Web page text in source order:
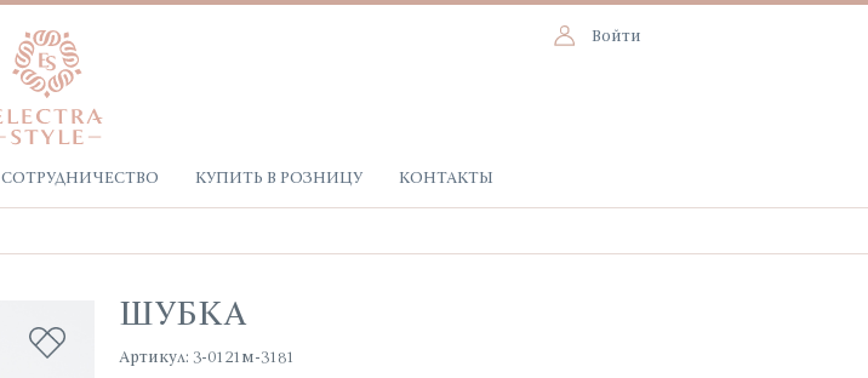
Войти
СОТРУДНИЧЕСТВО КУПИТЬ В РОЗНИЦУ КОНТАКТЫ
ШУБКА
Артикул: 3-0121м-3181